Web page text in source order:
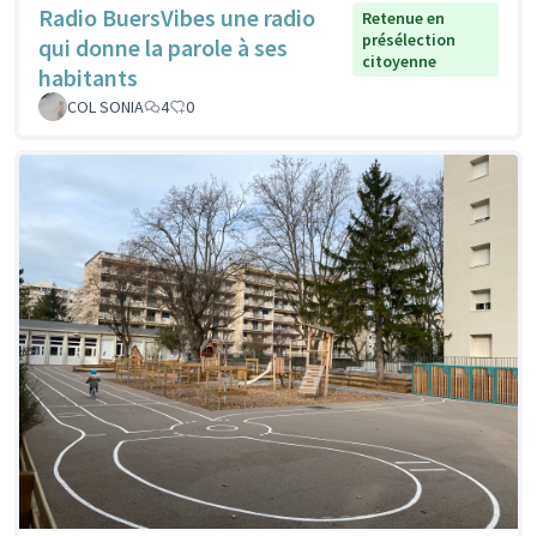
Radio BuersVibes une radio
qui donne la parole à ses
habitants
Retenue en
présélection
citoyenne
COL SONIA 4 0